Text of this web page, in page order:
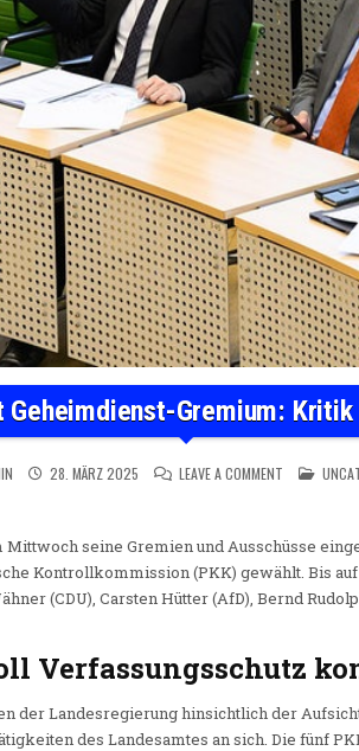
Geheimdienst-Gremium:
28. MÄRZ 2025 LEAVE A COMMENTON
seine Gremien und Ausschüsse
Kontrollkommission (PKK) gewählt. Bis
(CDU), Carsten Hütter (AfD), Bernd
Verfassungsschutz
der Landesregierung hinsichtlich der
des Landesamtes an sich. Die fünf